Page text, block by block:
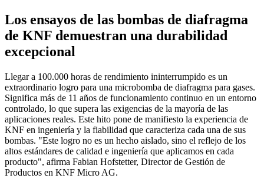
Los ensayos de las bombas de diafragma
de KNF demuestran una durabilidad
excepcional
Llegar a 100.000 horas de rendimiento ininterrumpido es un
extraordinario logro para una microbomba de diafragma para gases.
Significa más de 11 años de funcionamiento continuo en un entorno
controlado, lo que supera las exigencias de la mayoría de las
aplicaciones reales. Este hito pone de manifiesto la experiencia de
KNF en ingeniería y la fiabilidad que caracteriza cada una de sus
bombas. "Este logro no es un hecho aislado, sino el reflejo de los
altos estándares de calidad e ingeniería que aplicamos en cada
producto", afirma Fabian Hofstetter, Director de Gestión de
Productos en KNF Micro AG.